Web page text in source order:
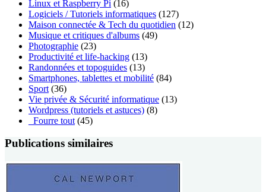
Linux et Raspberry Pi (16)
Logiciels / Tutoriels informatiques (127)
Maison connectée & Tech du quotidien (12)
Musique et critiques d'albums (49)
Photographie (23)
Productivité et life-hacking (13)
Randonnées et topoguides (13)
Smartphones, tablettes et mobilité (84)
Sport (36)
Vie privée & Sécurité informatique (13)
Wordpress (tutoriels et astuces) (8)
_Fourre tout (45)
Publications similaires